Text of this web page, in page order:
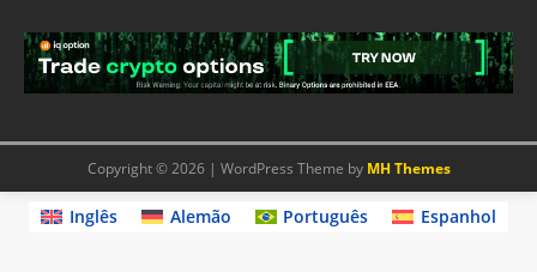
Copyright © 2026 | WordPress Theme by MH Themes
Inglês Alemão Português Espanhol